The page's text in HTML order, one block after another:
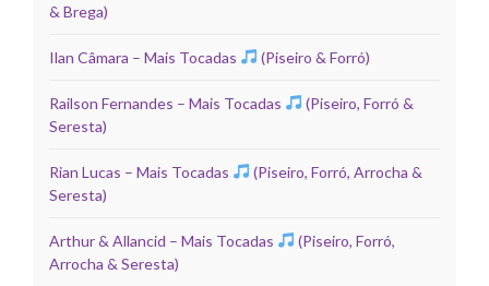
& Brega)
Ilan Câmara – Mais Tocadas (Piseiro & Forró)
Railson Fernandes – Mais Tocadas
(Piseiro, Forró &
Seresta)
Rian Lucas – Mais Tocadas
(Piseiro, Forró, Arrocha &
Seresta)
Arthur & Allancid – Mais Tocadas
(Piseiro, Forró,
Arrocha & Seresta)